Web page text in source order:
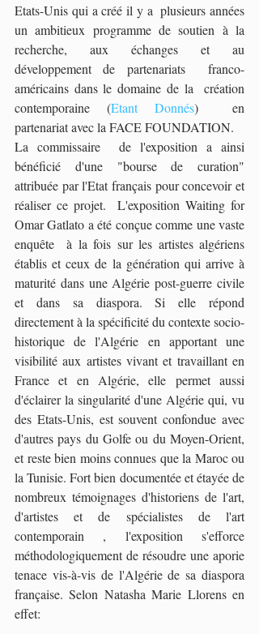
Etats-Unis qui a créé il y a  plusieurs années
un ambitieux programme de soutien à la
recherche, aux échanges et au
développement de partenariats  franco-
américains dans le domaine de la  création
contemporaine (Etant Donnés)  en
partenariat avec la FACE FOUNDATION.
La commissaire  de l'exposition a ainsi
bénéficié d'une "bourse de curation"
attribuée par l'Etat français pour concevoir et
réaliser ce projet.  L'exposition Waiting for
Omar Gatlato a été conçue comme une vaste
enquête  à la fois sur les artistes algériens
établis et ceux de la génération qui arrive à
maturité dans une Algérie post-guerre civile
et dans sa diaspora. Si elle répond
directement à la spécificité du contexte socio-
historique de l'Algérie en apportant une
visibilité aux artistes vivant et travaillant en
France et en Algérie, elle permet aussi
d'éclairer la singularité d'une Algérie qui, vu
des Etats-Unis, est souvent confondue avec
d'autres pays du Golfe ou du Moyen-Orient,
et reste bien moins connues que la Maroc ou
la Tunisie. Fort bien documentée et étayée de
nombreux témoignages d'historiens de l'art,
d'artistes et de spécialistes de l'art
contemporain , l'exposition s'efforce
méthodologiquement de résoudre une aporie
tenace vis-à-vis de l'Algérie de sa diaspora
française. Selon Natasha Marie Llorens en
effet: